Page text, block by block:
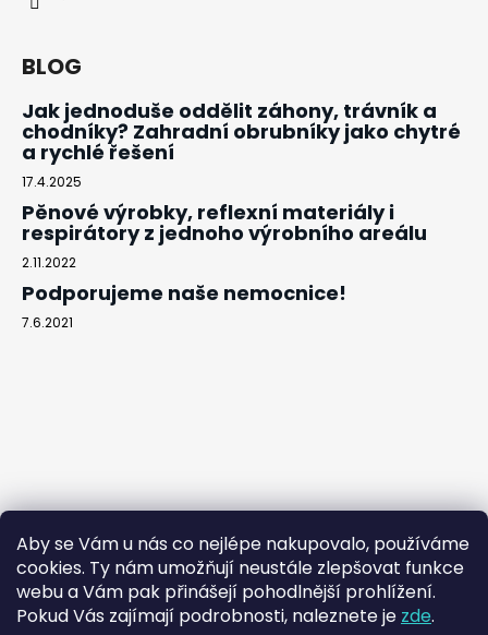
Aby se Vám u nás co nejlépe nakupovalo, používáme
cookies. Ty nám umožňují neustále zlepšovat funkce
webu a Vám pak přinášejí pohodlnější prohlížení.
Pokud Vás zajímají podrobnosti, naleznete je zde.
Kč
BLOG
Jak jednoduše oddělit záhony, trávník a
chodníky? Zahradní obrubníky jako chytré
a rychlé řešení
17.4.2025
Pěnové výrobky, reflexní materiály i
respirátory z jednoho výrobního areálu
2.11.2022
Podporujeme naše nemocnice!
7.6.2021